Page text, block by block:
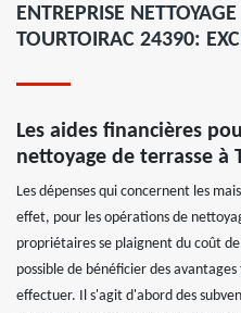
ENTREPRISE
TOURTOIRAC 24390:
Les aides financières
nettoyage de terrasse à
Les dépenses qui concernent les
effet, pour les opérations de
propriétaires se plaignent du coût
possible de bénéficier des
effectuer. Il s'agit d'abord des